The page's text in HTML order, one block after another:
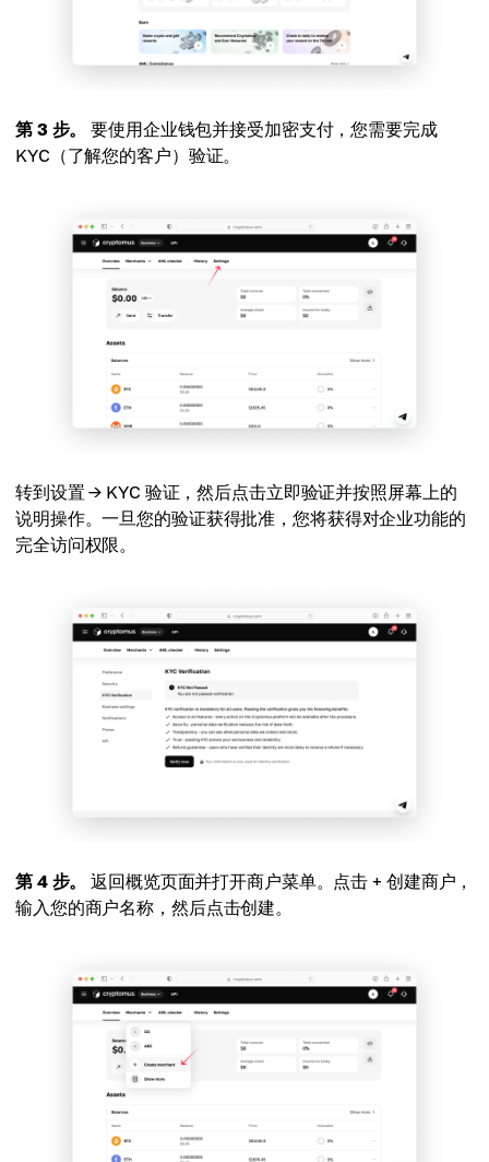
第 3 步。
要使用企业钱包并接受加密支付，您需要完成
KYC（了解您的客户）验证。
转到设置 → KYC 验证，然后点击立即验证并按照屏幕上的
说明操作。一旦您的验证获得批准，您将获得对企业功能的
完全访问权限。
第 4 步。
返回概览页面并打开商户菜单。点击 + 创建商户，
输入您的商户名称，然后点击创建。